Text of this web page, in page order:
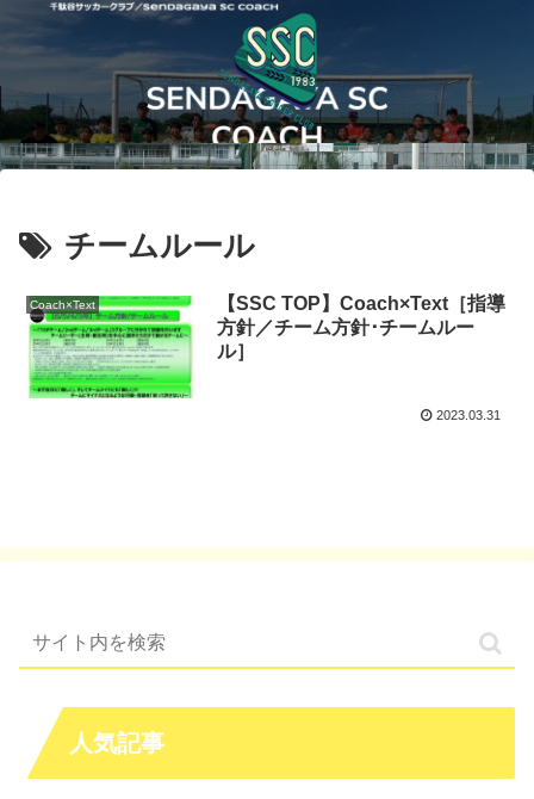
チームルール
Coach×Text
【SSC TOP】Coach×Text［指導
方針／チーム方針･チームルー
ル］
2023.03.31
人気記事